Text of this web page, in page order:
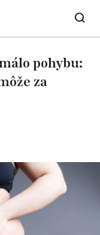
pohybu:
za